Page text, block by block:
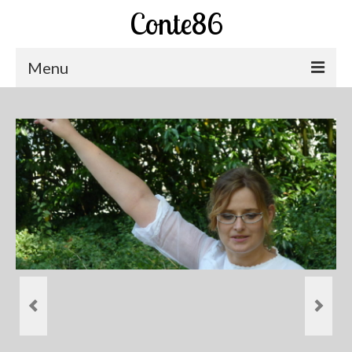
Conte86
Menu
Actualités Abracadaconte
Interview du chaudron du conte
Contes à écouter
Abracadaconte à la Radio!!!
Les spectacles d’Abracadaconte